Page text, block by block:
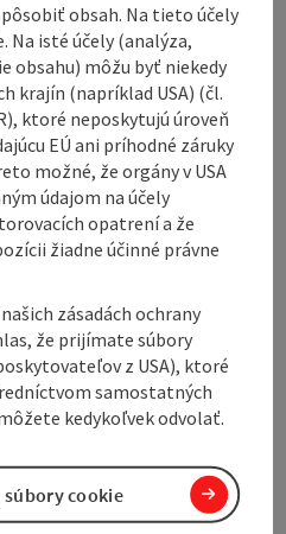
- St. Stefan -
- Oberneukirchen -
- Hotel Guglwald
S16
3" Runde
obsah. Na tieto účely
Na isté účely (analýza,
obsahu) môžu byť niekedy
krajín (napríklad USA) (čl.
ktoré neposkytujú úroveň
EÚ ani príhodné záruky
možné, že orgány v USA
údajom na účely
opatrení a že
žiadne účinné právne
zásadách ochrany
že prijímate súbory
z USA), ktoré
samostatných
kedykoľvek odvolať.
cookie